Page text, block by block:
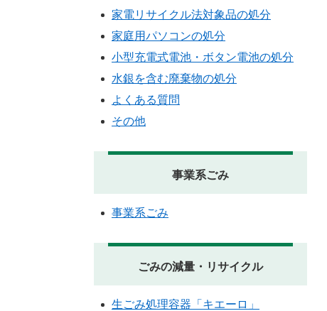
家電リサイクル法対象品の処分
家庭用パソコンの処分
小型充電式電池・ボタン電池の処分
水銀を含む廃棄物の処分
よくある質問
その他
事業系ごみ
事業系ごみ
ごみの減量・リサイクル
生ごみ処理容器「キエーロ」